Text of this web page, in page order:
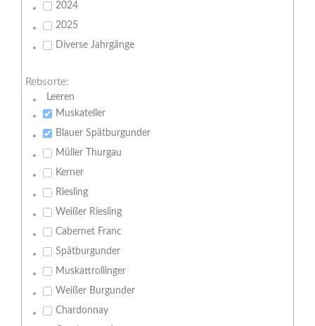
2024
2025
Diverse Jahrgänge
Rebsorte:
Leeren
Muskateller
Blauer Spätburgunder
Müller Thurgau
Kerner
Riesling
Weißer Riesling
Cabernet Franc
Spätburgunder
Muskattrollinger
Weißer Burgunder
Chardonnay